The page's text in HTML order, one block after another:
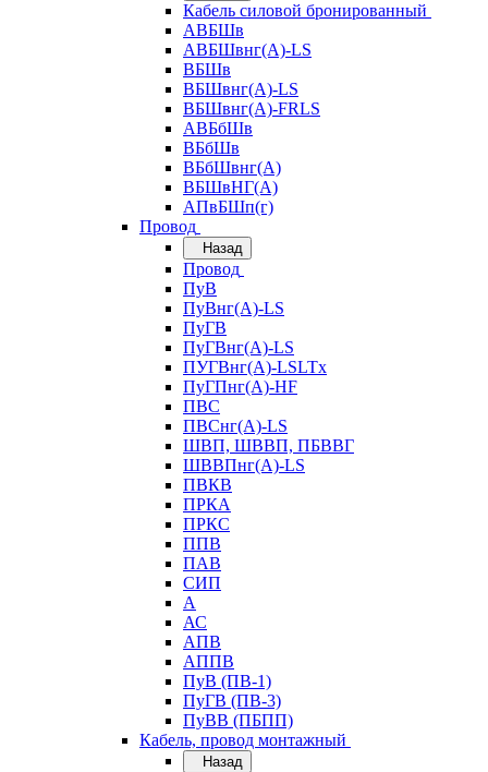
Кабель силовой бронированный
АВБШв
АВБШвнг(А)-LS
ВБШв
ВБШвнг(А)-LS
ВБШвнг(А)-FRLS
АВБбШв
ВБбШв
ВБбШвнг(А)
ВБШвНГ(А)
АПвБШп(г)
Провод
Назад
Провод
ПуВ
ПуВнг(А)-LS
ПуГВ
ПуГВнг(А)-LS
ПУГВнг(А)-LSLTx
ПуГПнг(А)-HF
ПВС
ПВСнг(А)-LS
ШВП, ШВВП, ПБВВГ
ШВВПнг(А)-LS
ПВКВ
ПРКА
ПРКС
ППВ
ПАВ
СИП
А
АС
АПВ
АППВ
ПуВ (ПВ-1)
ПуГВ (ПВ-3)
ПуВВ (ПБПП)
Кабель, провод монтажный
Назад